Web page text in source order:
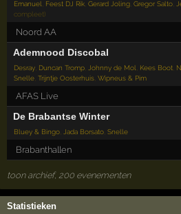
Emanuel Feest DJ Rik ,Gerard Joling ,Gregor Salto
compleet)
Noord AA
Ademnood Discobal
Desray Duncan Tromp Johnny de Mol Kees Boot
Snelle ,Trijntje Oosterhuis ,Wipneus & Pim
AFAS Live
De Brabantse Winter
Bluey & Bingo Jada Borsato ,Snelle
Brabanthallen
toon archief, 200 evenementen
Statistieken